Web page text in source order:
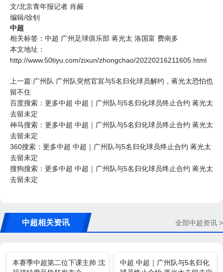
文/北京青年报记者 肖赧
编辑/徐钊
中超
相关标签： 中超 广州足球俱乐部 蒋光太 洛国富 费南多
本文地址：
http://www.50tiyu.com/zixun/zhongchao/20220216211605.html
上一篇:广州队 广州队突然官宣与5名归化球员解约，蒋光太恐怕也
留不住
百度搜索：更多中超 中超｜广州队与5名归化球员终止合约 蒋光太
去留未定
神马搜索：更多中超 中超｜广州队与5名归化球员终止合约 蒋光太
去留未定
360搜索：更多中超 中超｜广州队与5名归化球员终止合约 蒋光太
去留未定
搜狗搜索：更多中超 中超｜广州队与5名归化球员终止合约 蒋光太
去留未定
中超相关资讯 全部中超资讯 >
本赛季中超第二位下课主帅 沈
中超 中超｜广州队与5名归化